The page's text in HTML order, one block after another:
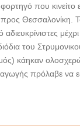
που κινείτο
Θεσσαλονίκη.
μέχρι
του
κάηκαν
πρόλαβε να